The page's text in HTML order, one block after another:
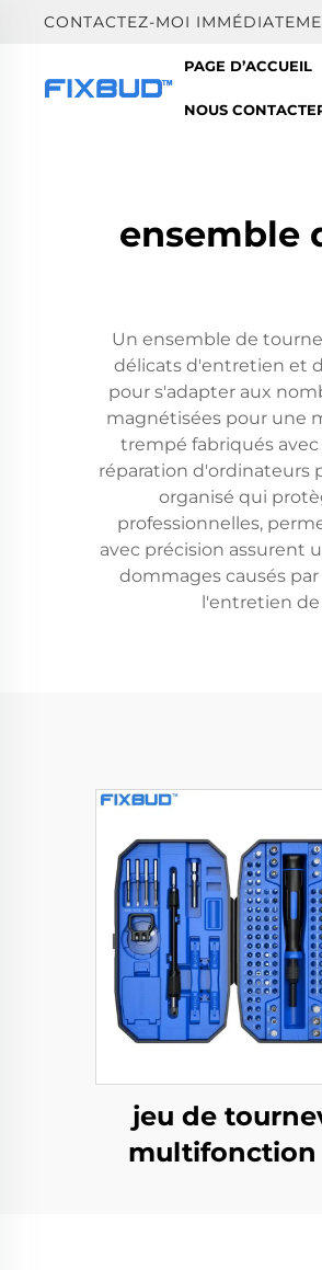
CONTACTEZ-MOI
PAGE D’ACCUEIL
NOUS
ensemble
Un ensemble de
délicats d'entretien et
pour s'adapter aux
magnétisées pour une
trempé fabriqués
réparation d'ordinateurs
organisé qui
professionnelles,
avec précision assurent
dommages causés
l'entretien de
jeu de
multifonction